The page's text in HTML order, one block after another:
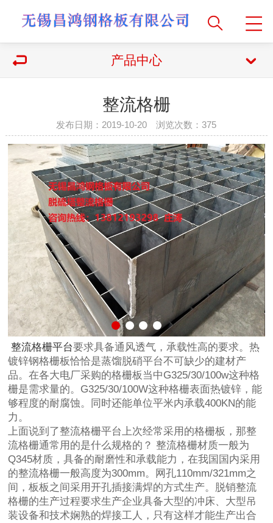
产品中心
整流格栅
发布日期：2019-10-20 浏览次数：375
整流格栅平台要求具备通风透气，承载性高的要求。热
镀锌钢格栅板恰恰是蒸馏脱硝平台不可缺少的建材产
品。在各大电厂采购的格栅板当中G325/30/100w这种格
栅是需求量的。G325/30/100W这种格栅表面热镀锌，能
够程度的耐腐蚀。同时还能单位平米内承载400KN的能
力。
上面说到了整流格栅平台上次经常采用的格栅板，那整
流格栅通常用的是什么规格的？ 整流格栅材质一般为
Q345材质，具备的耐磨性和承载能力，在我国国内采用
的整流格栅一般高度为300mm。网孔110mm/321mm之
间，板板之间采用开孔插接满焊的方式生产。脱销整流
格栅的生产过程要求生产企业具备大型的冲床、大型吊
装设备和技术娴熟的焊接工人，只有这样才能生产出合